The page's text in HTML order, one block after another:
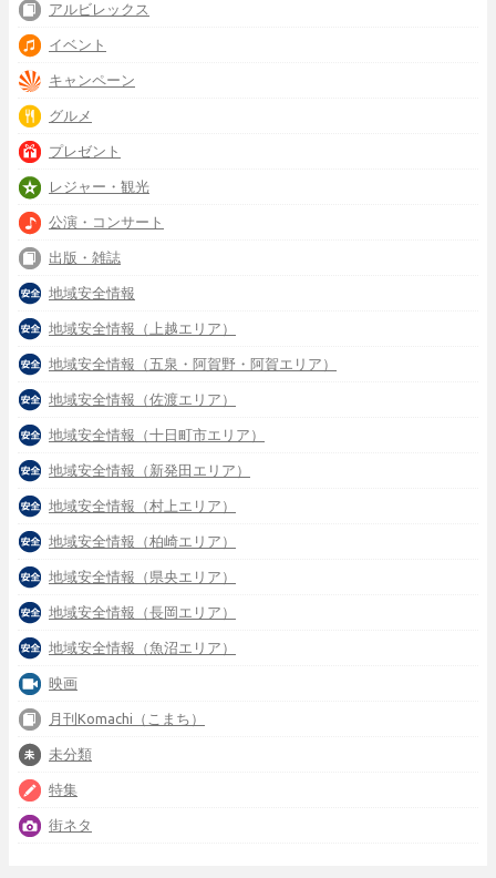
アルビレックス
イベント
キャンペーン
グルメ
プレゼント
レジャー・観光
公演・コンサート
出版・雑誌
地域安全情報
地域安全情報（上越エリア）
地域安全情報（五泉・阿賀野・阿賀エリア）
地域安全情報（佐渡エリア）
地域安全情報（十日町市エリア）
地域安全情報（新発田エリア）
地域安全情報（村上エリア）
地域安全情報（柏崎エリア）
地域安全情報（県央エリア）
地域安全情報（長岡エリア）
地域安全情報（魚沼エリア）
映画
月刊Komachi（こまち）
未分類
特集
街ネタ